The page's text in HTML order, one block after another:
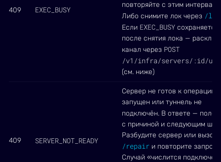
409 EXEC_BUSY
повторяйте с этим
Либо снимите лок через /
Если EXEC_BUSY сохраняется
после снятия лока —
канал через POST
/v1/infra/servers/:id/
(см. ниже)
409 SERVER_NOT_READY
Сервер не готов к операции:
запущен или туннель не
подключён. В ответе — поле
с причиной и следующим
Разбудите сервер или
/repair и повторите запрос.
Случай «числится